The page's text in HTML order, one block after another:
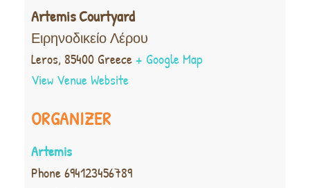
Artemis Courtyard
Ειρηνοδικείο Λέρου
Leros, 85400 Greece+ Google Map
View Venue Website
ORGANIZER
Artemis
Phone694123456789